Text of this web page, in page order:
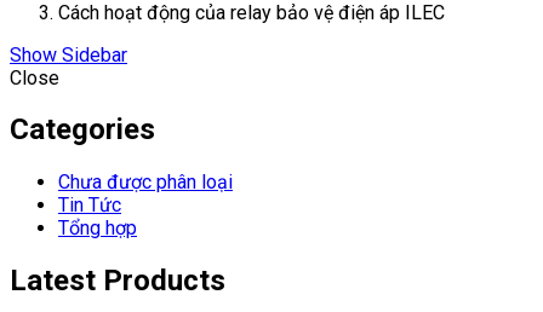
Cách hoạt động của relay bảo vệ điện áp ILEC
Show Sidebar
Close
Categories
Chưa được phân loại
Tin Tức
Tổng hợp
Latest Products